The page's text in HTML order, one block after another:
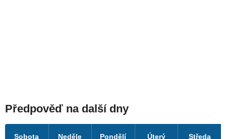
Předpověď na další dny
Sobota Neděle Pondělí Úterý Středa